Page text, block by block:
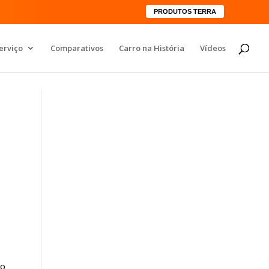
PRODUTOS TERRA
Comparativos Carro na História Vídeos